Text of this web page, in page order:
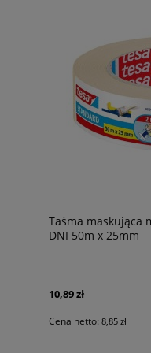
Taśma maskująca
DNI 50m x 25mm
10,89 zł
Cena netto: 8,85 zł